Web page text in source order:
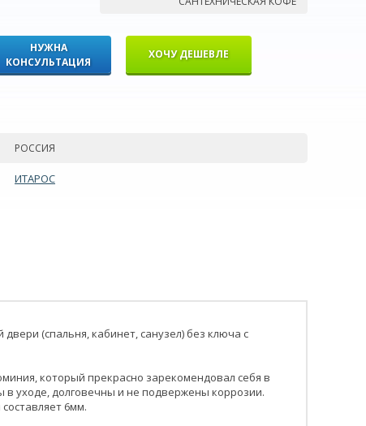
НУЖНА
КОНСУЛЬТАЦИЯ
ХОЧУ ДЕШЕВЛЕ
РОССИЯ
ИТАРОС
(спальня, кабинет, санузел) без ключа с
который прекрасно зарекомендовал себя в
в уходе, долговечны и не подвержены коррозии.
6мм.